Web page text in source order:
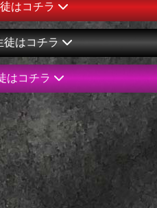
はコチラ
っ！🌟ネット予約🌟最大￥
徒はコチラ
っ！🌟ネット予約🌟最大￥
はコチラ
らっ！🌟ネット予約🌟最大￥